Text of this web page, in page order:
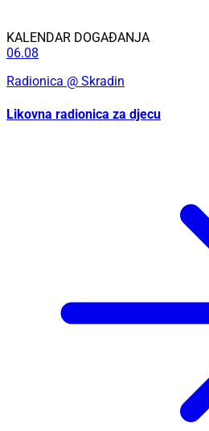
KALENDAR DOGAĐANJA
06.08
Radionica @ Skradin
Likovna radionica za djecu